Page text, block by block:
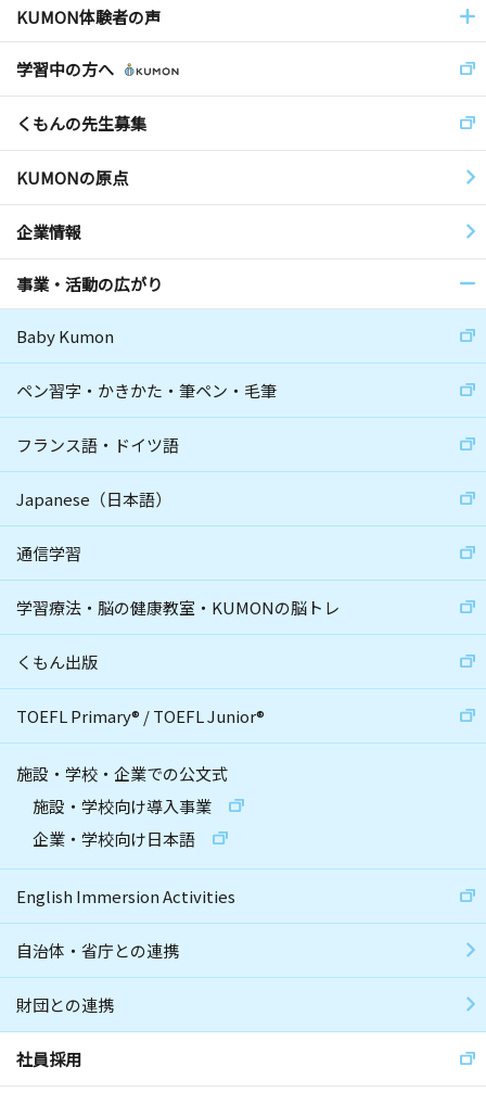
KUMON体験者の声
学習中の方へ
くもんの先生募集
KUMONの原点
企業情報
事業・活動の広がり
Baby Kumon
ペン習字・かきかた・筆ペン・毛筆
フランス語・ドイツ語
Japanese（日本語）
通信学習
学習療法・脳の健康教室・KUMONの脳トレ
くもん出版
TOEFL Primary® /TOEFL Junior®
施設・学校・企業での公文式
施設・学校向け導入事業
企業・学校向け日本語
English Immersion Activities
自治体・省庁との連携
財団との連携
社員採用